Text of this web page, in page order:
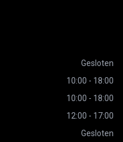
Gesloten
10:00 - 18:00
10:00 - 18:00
12:00 - 17:00
Gesloten